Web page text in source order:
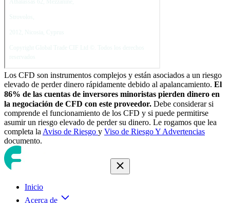
Los CFD son instrumentos complejos y están asociados a un riesgo
elevado de perder dinero rápidamente debido al apalancamiento. El
86% de las cuentas de inversores minoristas pierden dinero en
la negociación de CFD con este proveedor. Debe considerar si
comprende el funcionamiento de los CFD y si puede permitirse
asumir un riesgo elevado de perder su dinero. Le rogamos que lea
completa la Aviso de Riesgo y Viso de Riesgo Y Advertencias
documento.
Inicio
Acerca de